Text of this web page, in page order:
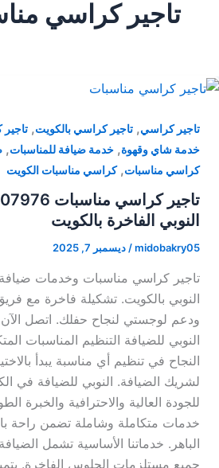
تاجير كراسي
تاجير كراسي, تاجير كراسي بالكويت,
خدمة شاي وقهوة, خدمة ضيافة للمناسبات,
كراسي مناسبات,كراسي مناسبات الكويت
النوبي الفاخرة بالكويت
midobakry05
/ديسمبر 7, 2025
تاجير كراسي مناسبات وخدمات
النوبي بالكويت. تشكيلة فاخرة مع
النوبي للضيافة التنظيم المناسبات
النجاح في تنظيم أي مناسبة يبدأ
لشريك الضيافة. النوبي للضيافة في
للجودة العالية والاحترافية والخبرة
خدمات متكاملة وشاملة تضمن راحة
الباهر. خدماتنا الأساسية تشمل الضيافة
جميع مستلزمات الجلوس الفاخرة.